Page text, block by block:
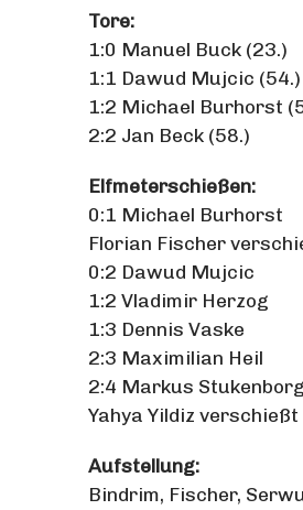
Tore:
1:0 Manuel Buck (23.)
1:1 Dawud Mujcic (54.)
1:2 Michael Burhorst
2:2 Jan Beck (58.)
Elfmeterschießen:
0:1 Michael Burhorst
Florian Fischer
0:2 Dawud Mujcic
1:2 Vladimir Herzog
1:3 Dennis Vaske
2:3 Maximilian Heil
2:4 Markus Stukenborg
Yahya Yildiz verschießt
Aufstellung:
Bindrim, Fischer,